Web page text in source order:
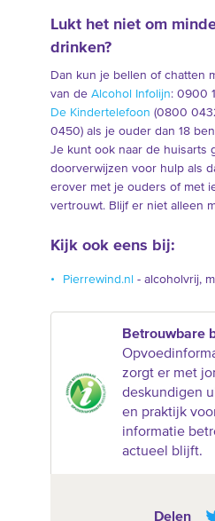
Lukt het niet om
drinken?
Dan kun je bellen of chatten
van de Alcohol Infolijn: 0900
De Kindertelefoon (0800
0450) als je ouder dan 18
Je kunt ook naar de huisarts
doorverwijzen voor hulp als
erover met je ouders of met
vertrouwt. Blijf er niet alleen
Kijk ook eens bij:
Pierrewind.nl - alcoholvrij,
Betrouwbare
zorgt er met
deskundigen
en praktijk
informatie
actueel blijft.
Delen